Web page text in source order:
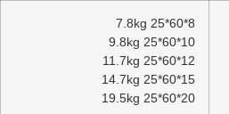
8*60*25 7.8kg
10*60*25 9.8kg
12*60*25 11.7kg
15*60*25 14.7kg
20*60*25 19.5kg